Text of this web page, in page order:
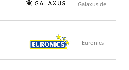
Galaxus.de
Euronics